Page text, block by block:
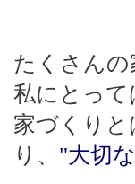
たくさん
私にとって
家づくりと
り、 "大切